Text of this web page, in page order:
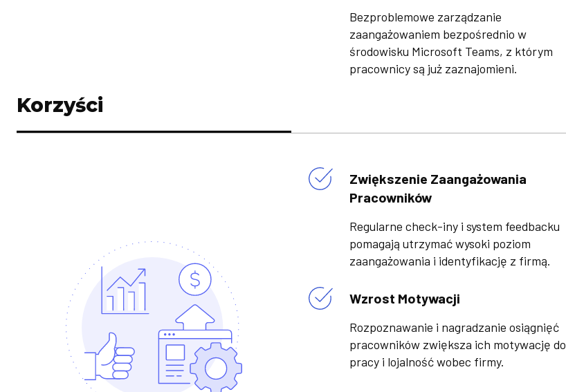
Bezproblemowe zarządzanie
zaangażowaniem bezpośrednio w
środowisku Microsoft Teams, z którym
pracownicy są już zaznajomieni.
Korzyści
Zwiększenie Zaangażowania
Pracowników
Regularne check-iny i system feedbacku
pomagają utrzymać wysoki poziom
zaangażowania i identyfikację z firmą.
Wzrost Motywacji
Rozpoznawanie i nagradzanie osiągnięć
pracowników zwiększa ich motywację do
pracy i lojalność wobec firmy.